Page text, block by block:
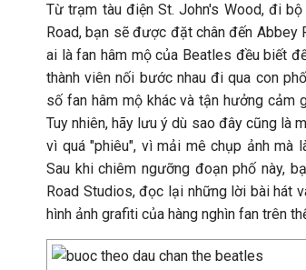
Từ trạm tàu điện St. John's Wood, đi
Road, bạn sẽ được đặt chân đến
ai là fan hâm mộ của Beatles đều biết
thành viên nối bước nhau đi qua con
số fan hâm mộ khác và tận hưởng cảm
Tuy nhiên, hãy lưu ý dù sao đây cũng là
vì quá "phiêu", vì mải mê chụp ảnh mà
Sau khi chiêm ngưỡng đoạn phố này,
Road Studios, đọc lại những lời bài hát
hình ảnh grafiti của hàng nghìn fan trên